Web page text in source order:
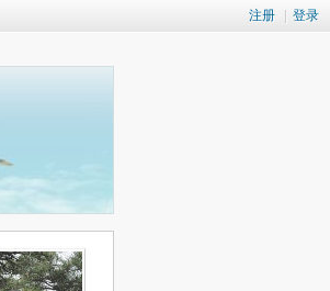
注册 登录